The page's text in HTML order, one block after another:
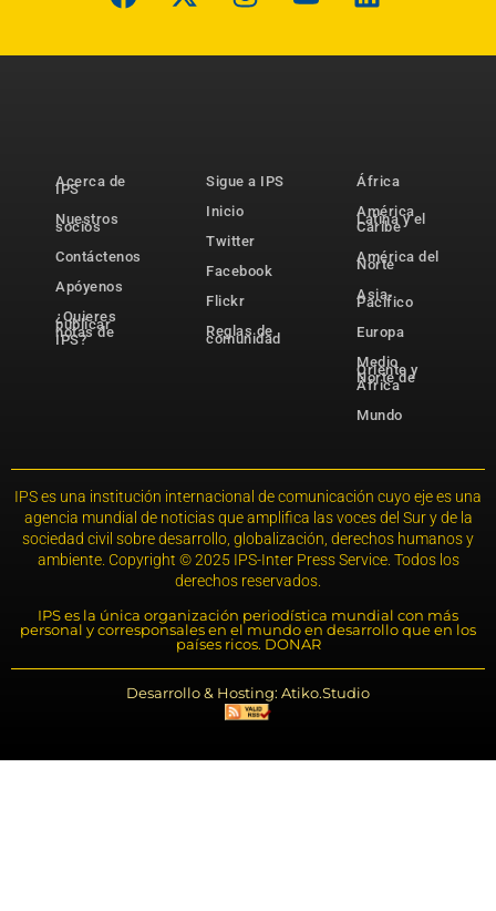
Acerca de
IPS
Nuestros
socios
Contáctenos
Apóyenos
¿Quieres
publicar
notas de
IPS?
Sigue a IPS
Inicio
Twitter
Facebook
Flickr
Reglas de
comunidad
África
América
Latina y el
Caribe
América del
Norte
Asia-
Pacífico
Europa
Medio
Oriente y
Norte de
África
Mundo
IPS es una institución internacional de comunicación cuyo eje es una
agencia mundial de noticias que amplifica las voces del Sur y de la
sociedad civil sobre desarrollo, globalización, derechos humanos y
ambiente. Copyright © 2025 IPS-Inter Press Service. Todos los
derechos reservados.
IPS es la única organización periodística mundial con más
personal y corresponsales en el mundo en desarrollo que en los
países ricos. DONAR
Desarrollo & Hosting: Atiko.Studio